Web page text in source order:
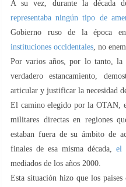
A su vez, durante la década
representaba ningún tipo de
Gobierno ruso de la época
instituciones occidentales , no
Por varios años, por lo tanto, la
verdadero estancamiento,
articular y justificar la necesidad
El camino elegido por la OTAN,
militares directas en regiones
estaban fuera de su ámbito de
finales de esa misma década, el
mediados de los años 2000.
Esta situación hizo que los países